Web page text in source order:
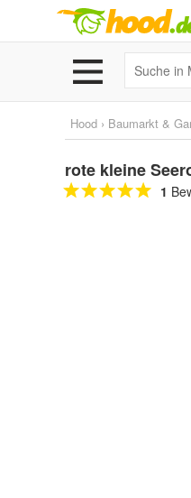
Hood › Baumarkt &
rote kleine
1